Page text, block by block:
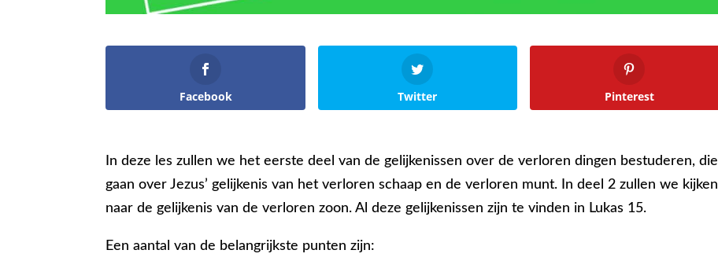
Facebook Twitter Pinterest
In deze les zullen we het eerste deel van de gelijkenissen over de verloren dingen bestuderen, die
gaan over Jezus’ gelijkenis van het verloren schaap en de verloren munt. In deel 2 zullen we kijken
naar de gelijkenis van de verloren zoon. Al deze gelijkenissen zijn te vinden in Lukas 15.
Een aantal van de belangrijkste punten zijn: